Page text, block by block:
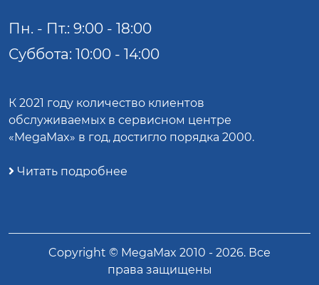
Пн. - Пт.: 9:00 - 18:00
Суббота: 10:00 - 14:00
К 2021 году количество клиентов
обслуживаемых в сервисном центре
«MegaMax» в год, достигло порядка 2000.
Читать подробнее
Copyright © MegaMax 2010 - 2026. Все
права защищены